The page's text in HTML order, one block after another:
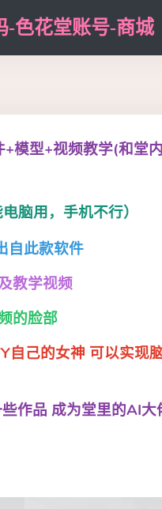
-色花堂账号-商城
模型+视频教学(和堂
电脑用，手机不行）
自此款软件
教学视频
的脸部
自己的女神 可以实现
作品 成为堂里的AI